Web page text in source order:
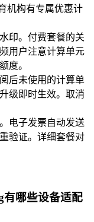
机构有专属优惠计
印。付费套餐的关
用户注意计算单元
度。
后未使用的计算单
级即时生效。取消
电子发票自动发送
验证。详细套餐对
有哪些设备适配